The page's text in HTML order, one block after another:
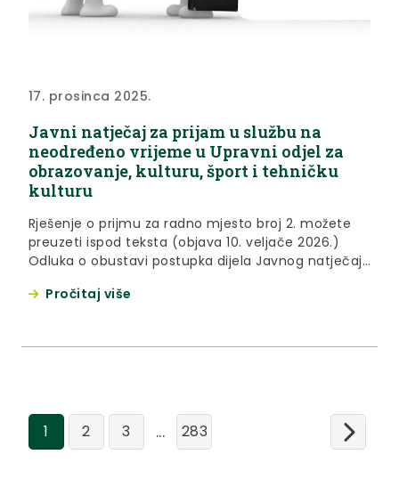
17. prosinca 2025.
Javni natječaj za prijam u službu na
neodređeno vrijeme u Upravni odjel za
obrazovanje, kulturu, šport i tehničku
kulturu
Rješenje o prijmu za radno mjesto broj 2. možete
preuzeti ispod teksta (objava 10. veljače 2026.)
Odluka o obustavi postupka dijela Javnog natječaja
ispod teksta Poziv na prethodnu provjeru znanja i
Pročitaj više
1 2 3 ... 283